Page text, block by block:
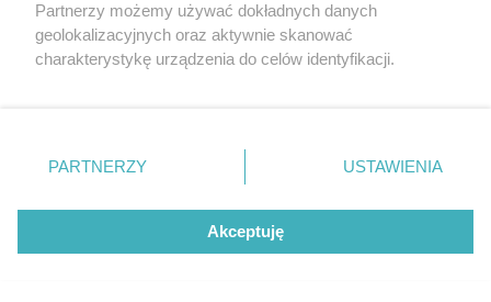
e-mail:redakcja@rzeszow-info.pl
Zasady dodawania i publikacji komentarzy
Partnerzy możemy używać dokładnych danych
geolokalizacyjnych oraz aktywnie skanować
charakterystykę urządzenia do celów identyfikacji.
zmienić/wycofać klikając przycisk ustawień prywatności
użytkownika, ale masz prawo sprzeciwić się takiemu
przetwarzaniu. Preferencje będą miały zastosowania tylko
PARTNERZY USTAWIENIA
Akceptuję